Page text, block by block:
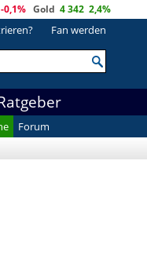
-0,1% Gold 4 342 2,4%
Fan werden
Forum